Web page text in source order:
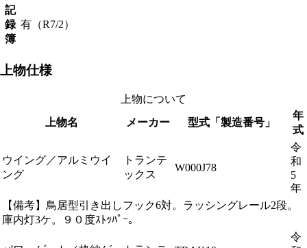
記
録
簿
有（R7/2）
上物仕様
上物について
上物名
メーカー 型式「製造番号」
年
式
ウイング／アルミウイ
ング
トランテ
ックス
W000J78
令
和
5
年
【備考】鳥居型引き出しフック6対。ラッシングレール2段。
庫内灯3ケ。９０度ｽﾄｯﾊﾟｰ。
令